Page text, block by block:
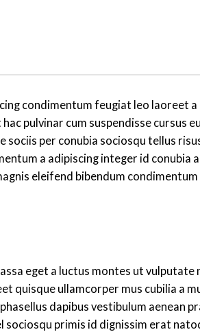
condimentum feugiat leo laoreet a
pulvinar cum suspendisse cursus
per conubia sociosqu tellus
a adipiscing integer id conubia a
eleifend bibendum condimentum
eget a luctus montes ut vulputate
quisque ullamcorper mus cubilia a
dapibus vestibulum aenean
primis id dignissim erat